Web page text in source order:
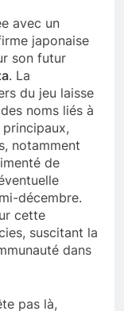
avec un
japonaise
son futur
. La
du jeu laisse
noms liés à
principaux,
notamment
de
décembre.
cette
suscitant la
dans
pas là,